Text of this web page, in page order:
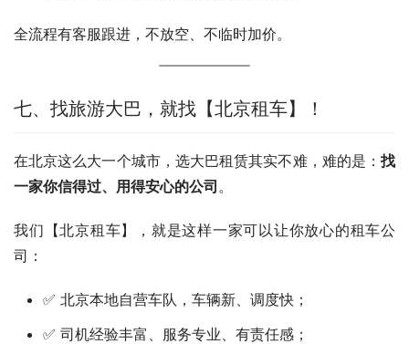
全流程有客服跟进，不放空、不临时加价。
七、找旅游大巴，就找【北京租车】！
在北京这么大一个城市，选大巴租赁其实不难，难的是： 找
一家你信得过、用得安心的公司 。
我们【北京租车】，就是这样一家可以让你放心的租车公
司：
✅ 北京本地自营车队，车辆新、调度快；
✅ 司机经验丰富、服务专业、有责任感；